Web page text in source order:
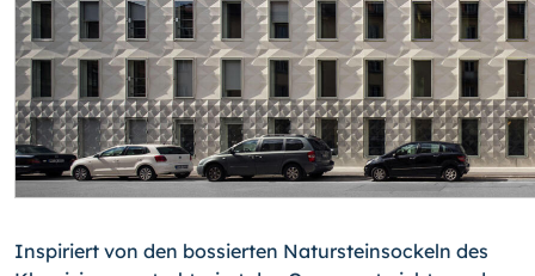
Inspiriert von den bossierten Natursteinsockeln des